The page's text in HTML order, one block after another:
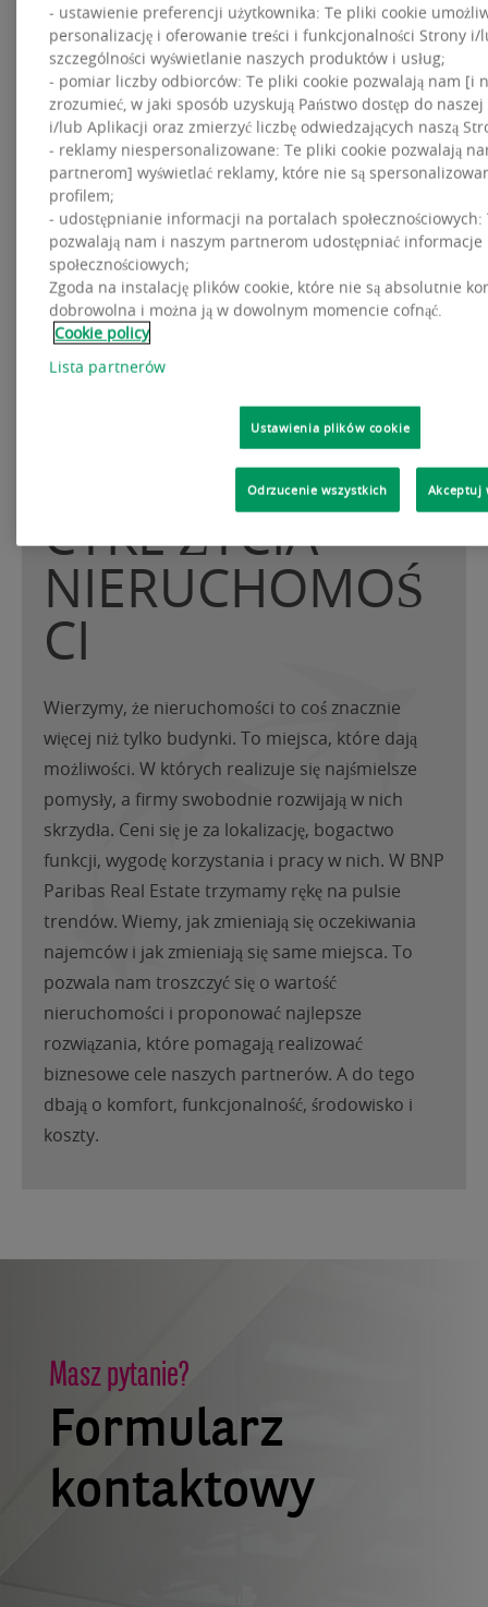
CYKL ŻYCIA
NIERUCHOMOŚ
CI
Wierzymy, że nieruchomości to coś znacznie
więcej niż tylko budynki. To miejsca, które dają
możliwości. W których realizuje się najśmielsze
pomysły, a firmy swobodnie rozwijają w nich
skrzydła. Ceni się je za lokalizację, bogactwo
funkcji, wygodę korzystania i pracy w nich. W BNP
Paribas Real Estate trzymamy rękę na pulsie
trendów. Wiemy, jak zmieniają się oczekiwania
najemców i jak zmieniają się same miejsca. To
pozwala nam troszczyć się o wartość
nieruchomości i proponować najlepsze
rozwiązania, które pomagają realizować
biznesowe cele naszych partnerów. A do tego
dbają o komfort, funkcjonalność, środowisko i
koszty.
Masz pytanie?
Formularz
kontaktowy
- ustawienie preferencji użytkownika: Te pliki cookie
personalizację i oferowanie treści i funkcjonalności Strony i/
szczególności wyświetlanie naszych produktów i usług;
- pomiar liczby odbiorców: Te pliki cookie pozwalają nam [i
zrozumieć, w jaki sposób uzyskują Państwo dostęp do
i/lub Aplikacji oraz zmierzyć liczbę odwiedzających naszą
- reklamy niespersonalizowane: Te pliki cookie pozwalają
partnerom] wyświetlać reklamy, które nie są
profilem;
- udostępnianie informacji na portalach
pozwalają nam i naszym partnerom udostępniać
społecznościowych;
Zgoda na instalację plików cookie, które nie są absolutnie
dobrowolna i można ją w dowolnym momencie cofnąć.
Cookie policy
Lista partnerów
Ustawienia plików cookie
Odrzucenie wszystkich Akceptuj